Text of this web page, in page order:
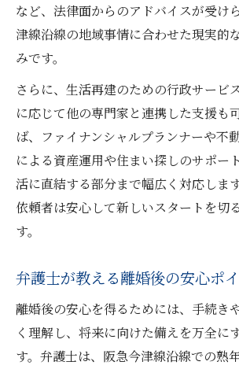
など、法律面からのアドバイスが受け
津線沿線の地域事情に合わせた現実的
みです。
さらに、生活再建のための行政サービ
に応じて他の専門家と連携した支援も
ば、ファイナンシャルプランナーや不
による資産運用や住まい探しのサポー
活に直結する部分まで幅広く対応しま
依頼者は安心して新しいスタートを切
す。
弁護士が教える離婚後の安心ポ
離婚後の安心を得るためには、手続き
く理解し、将来に向けた備えを万全に
す。弁護士は、阪急今津線沿線での熟